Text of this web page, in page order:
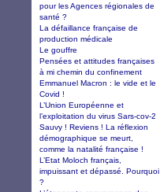
pour les Agences régionales de
santé ?
La défaillance française de
production médicale
Le gouffre
Pensées et attitudes françaises
à mi chemin du confinement
Emmanuel Macron : le vide et le
Covid !
L’Union Européenne et
l’exploitation du virus Sars-cov-2
Sauvy ! Reviens ! La réflexion
démographique se meurt,
comme la natalité française !
L’Etat Moloch français,
impuissant et dépassé. Pourquoi
?